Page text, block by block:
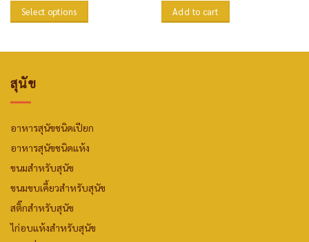
Select options Add to cart
สุนัข
อาหารสุนัขชนิดเปียก
อาหารสุนัขชนิดแห้ง
ขนมสำหรับสุนัข
ขนมขบเคี้ยวสำหรับสุนัข
สติ๊กสำหรับสุนัข
ไก่อบแห้งสำหรับสุนัข